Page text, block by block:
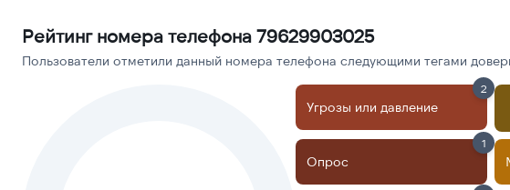
Рейтинг номера телефона 79629903025
Пользователи отметили данный номера телефона следующими тегами
Угрозы или давление
2
Опрос
1